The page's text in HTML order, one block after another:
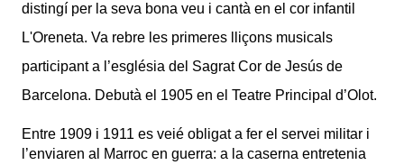
distingí per la seva bona veu i cantà en el cor infantil
L'Oreneta. Va rebre les primeres lliçons musicals
participant a l’església del Sagrat Cor de Jesús de
Barcelona. Debutà el 1905 en el Teatre Principal d’Olot.
Entre 1909 i 1911 es veié obligat a fer el servei militar i
l’enviaren al Marroc en guerra: a la caserna entretenia